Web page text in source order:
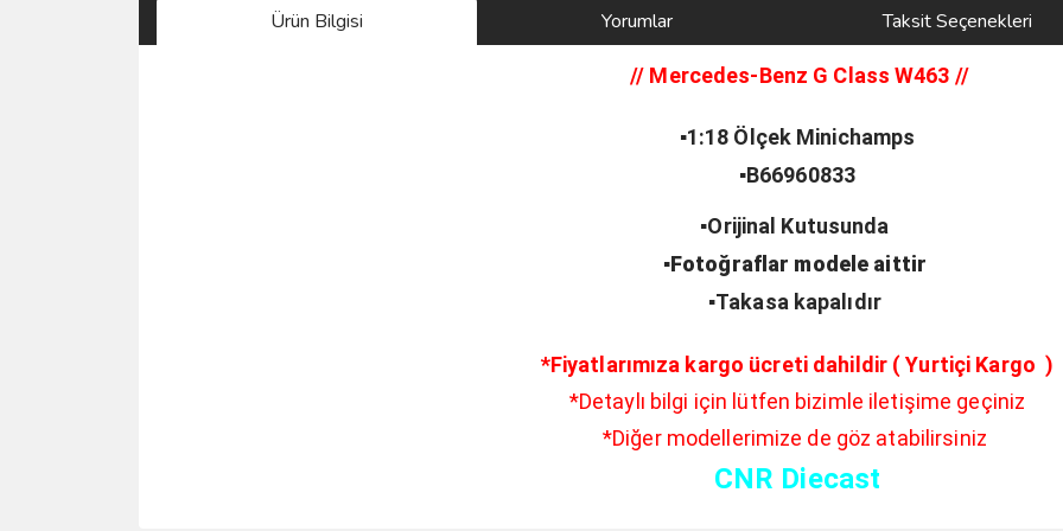
Ürün Bilgisi Yorumlar Taksit Seçenekleri
// Mercedes-Benz G Class W463 //
▪️1:18 Ölçek Minichamps
▪️B66960833
▪️Orijinal Kutusunda
▪️Fotoğraflar modele aittir
▪️Takasa kapalıdır
*Fiyatlarımıza kargo ücreti dahildir ( Yurtiçi Kargo )
*Detaylı bilgi için lütfen bizimle iletişime geçiniz
*Diğer modellerimize de göz atabilirsiniz
CNR Diecast